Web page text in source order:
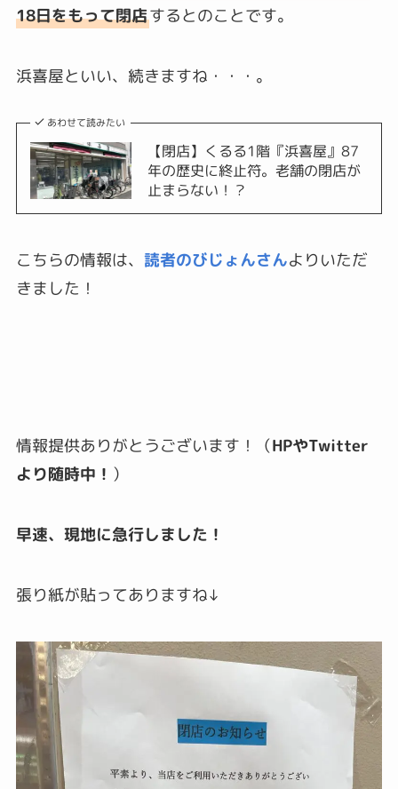
18日をもって閉店するとのことです。
浜喜屋といい、続きますね・・・。
あわせて読みたい
【閉店】くるる1階『浜喜屋』87
年の歴史に終止符。老舗の閉店が
止まらない！？
こちらの情報は、 読者のびじょんさんよりいただ
きました！
情報提供ありがとうございます！（HPやTwitter
より随時中！ ）
早速、現地に急行しました！
張り紙が貼ってありますね↓